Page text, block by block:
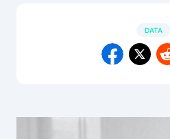
DATA